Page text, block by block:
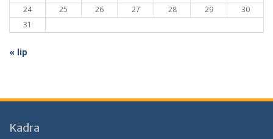
24
25 26 27 28 29
30
31
« lip
Kadra